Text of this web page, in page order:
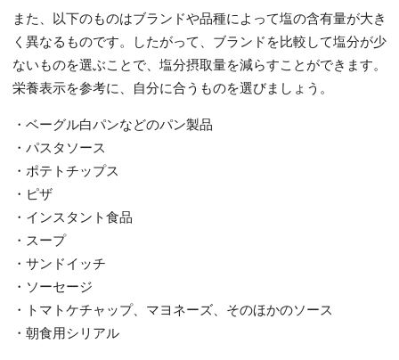
また、以下のものはブランドや品種によって塩の含有量が大き
く異なるものです。したがって、ブランドを比較して塩分が少
ないものを選ぶことで、塩分摂取量を減らすことができます。
栄養表示を参考に、自分に合うものを選びましょう。
・ベーグル白パンなどのパン製品
・パスタソース
・ポテトチップス
・ピザ
・インスタント食品
・スープ
・サンドイッチ
・ソーセージ
・トマトケチャップ、マヨネーズ、そのほかのソース
・朝食用シリアル